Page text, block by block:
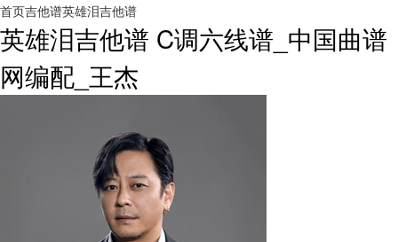
首页吉他谱英雄泪吉他谱
英雄泪吉他谱 C调六线谱_中国曲谱
网编配_王杰